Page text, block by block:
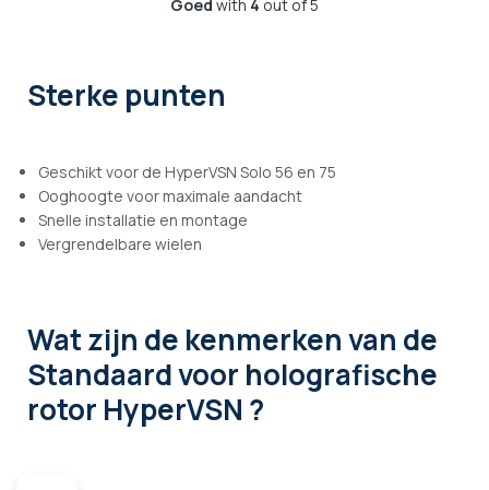
Goed with 4 out of 5
Sterke punten
Geschikt voor de HyperVSN Solo 56 en 75
Ooghoogte voor maximale aandacht
Snelle installatie en montage
Vergrendelbare wielen
Wat zijn de kenmerkenvan de
Standaard voor holografische
rotor HyperVSN ?